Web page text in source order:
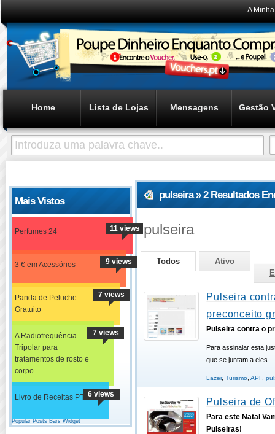
A
Home Lista de Lojas Mensagens Gestão
Mais Vistos
Perfumes 24 11 views
3 € em Acessórios 9 views
Panda de Peluche
Gratuito
7 views
A Radiofrequência
Tripolar para
tratamentos de rosto e
corpo
7 views
Livro de Receitas PT 6 views
Popular Posts Bars Widget
pulseira » 2 Resultados
pulseira
Todos
Ativo
Pulseira
preconceito
Pulseira contra o
Para assinalar esta
que se juntam a eles
Lazer,Turismo ,APF,
Pulseira de
Para este Natal
Pulseiras!